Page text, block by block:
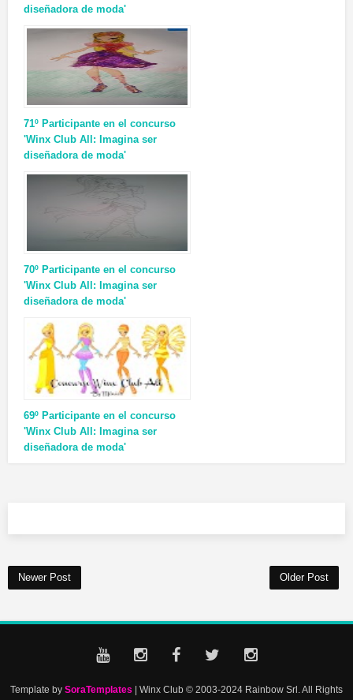
diseñadora de moda'
71º Participante en el concurso
'Winx Club All: Imagina ser
diseñadora de moda'
70º Participante en el concurso
'Winx Club All: Imagina ser
diseñadora de moda'
69º Participante en el concurso
'Winx Club All: Imagina ser
diseñadora de moda'
Newer Post Older Post
Template by SoraTemplates | Winx Club © 2003-2024 Rainbow Srl. All Rights